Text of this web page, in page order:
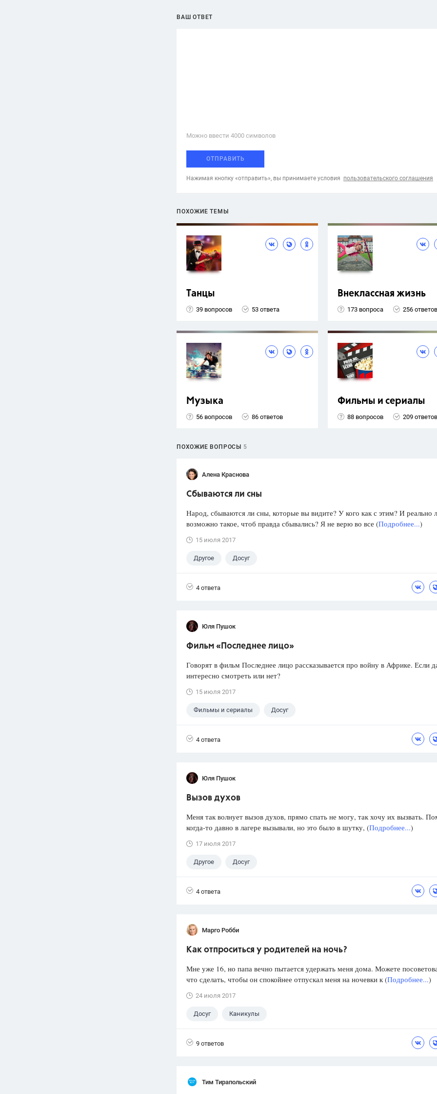
ВАШ ОТВЕТ
Можно ввести 4000 cимволов
ОТПРАВИТЬ
Нажимая кнопку «отправить», вы принимаете условия пользовательского соглашения
ПОХОЖИЕ ТЕМЫ
Танцы
39 вопросов 53 ответа
Внеклассная жизнь
173 вопроса 256 ответов
Музыка
56 вопросов 86 ответов
Фильмы и сериалы
88 вопросов 209 ответов
ПОХОЖИЕ ВОПРОСЫ 5
Алена Краснова
Сбываются ли сны
Народ, сбываются ли сны, которые вы видите? У кого как с этим? И реально
возможно такое, чтоб правда сбывались? Я не верю во все (Подробнее...)
15 июля 2017
Другое Досуг
4 ответа
Юля Пушок
Фильм «Последнее лицо»
Говорят в фильм Последнее лицо рассказывается про войну в Африке. Если
интересно смотреть или нет?
15 июля 2017
Фильмы и сериалы Досуг
4 ответа
Юля Пушок
Вызов духов
Меня так волнует вызов духов, прямо спать не могу, так хочу их вызвать.
когда-то давно в лагере вызывали, но это было в шутку, (Подробнее...)
17 июля 2017
Другое Досуг
4 ответа
Марго Робби
Как отпроситься у родителей на ночь?
Мне уже 16, но папа вечно пытается удержать меня дома. Можете
что сделать, чтобы он спокойнее отпускал меня на ночевки к (Подробнее...)
24 июля 2017
Досуг Каникулы
9 ответов
Тим Тирапольский